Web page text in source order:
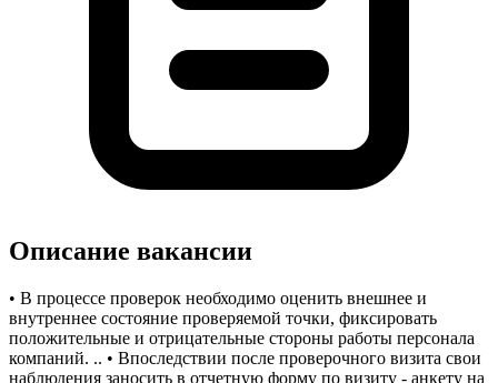
Описание вакансии
• В процессе проверок необходимо оценить внешнее и
внутреннее состояние проверяемой точки, фиксировать
положительные и отрицательные стороны работы персонала
компаний. .. • Впоследствии после проверочного визита свои
наблюдения заносить в отчетную форму по визиту - анкету на